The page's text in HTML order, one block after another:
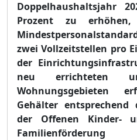
Doppelhaushaltsjahr
Prozent zu erhö
zwei Vollzeitstellen pro
der
neu errichteten
Wohnungsgebieten
Gehälter entsprechend
der Offenen Kinder-
Familienfö